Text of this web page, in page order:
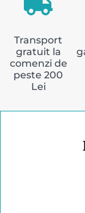
Transport
gratuit la
comenzi de
peste 200
Lei